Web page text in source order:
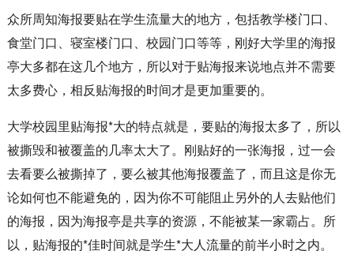
众所周知海报要贴在学生流量大的地方，包括教学楼门口、
食堂门口、寝室楼门口、校园门口等等，刚好大学里的海报
亭大多都在这几个地方，所以对于贴海报来说地点并不需要
太多费心，相反贴海报的时间才是更加重要的。
大学校园里贴海报*大的特点就是，要贴的海报太多了，所以
被撕毁和被覆盖的几率太大了。刚贴好的一张海报，过一会
去看要么被撕掉了，要么被其他海报覆盖了，而且这是你无
论如何也不能避免的，因为你不可能阻止另外的人去贴他们
的海报，因为海报亭是共享的资源，不能被某一家霸占。所
以，贴海报的*佳时间就是学生*大人流量的前半小时之内。